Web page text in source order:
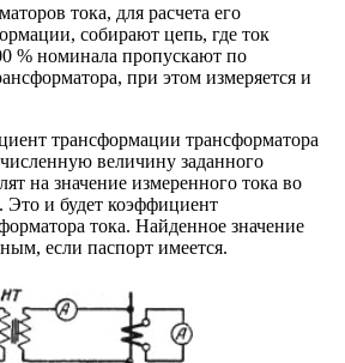
тока, для расчета его
собирают цепь, где ток
% номинала пропускают по
при этом измеряется и
трансформации трансформатора
величину заданного
на значение измеренного тока во
Это и будет коэффициент
тока. Найденное значение
если паспорт имеется.